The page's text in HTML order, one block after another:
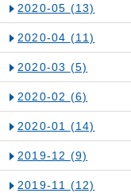
2020-05 (13)
2020-04 (11)
2020-03 (5)
2020-02 (6)
2020-01 (14)
2019-12 (9)
2019-11 (12)